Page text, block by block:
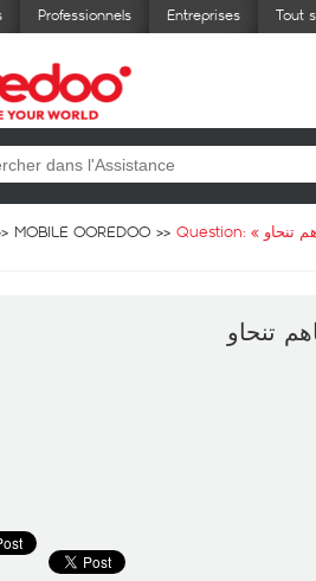
Professionnels Entreprises Tout
MOBILE OOREDOO Question: «